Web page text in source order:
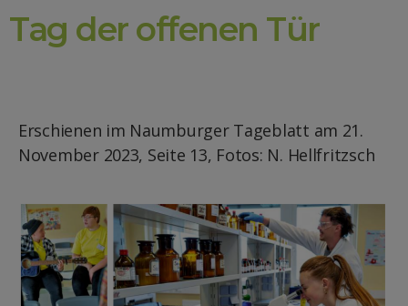
Tag der offenen Tür
Erschienen im Naumburger Tageblatt am 21.
November 2023, Seite 13, Fotos: N. Hellfritzsch